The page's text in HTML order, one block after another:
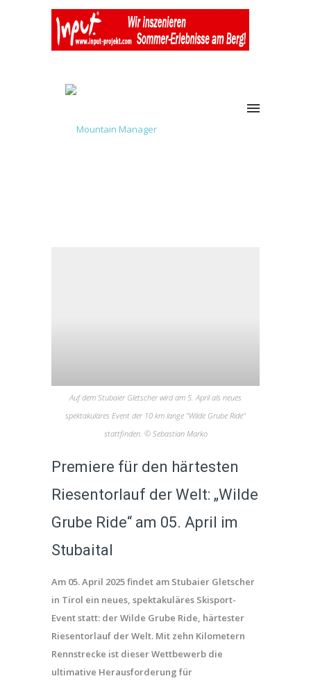
Auf dem Stubaier Gletscher wird am 5. April als neues
spektakuläres Event der 10 km lange "Wilde Grube Ride"
stattfinden. © Sebastian Marko
Premiere für den härtesten
Riesentorlauf der Welt: „Wilde
Grube Ride“ am 05. April im
Stubaital
Am 05. April 2025 findet am Stubaier Gletscher
in Tirol ein neues, spektakuläres Skisport-
Event statt: der Wilde Grube Ride, härtester
Riesentorlauf der Welt. Mit zehn Kilometern
Rennstrecke ist dieser Wettbewerb die
ultimative Herausforderung für